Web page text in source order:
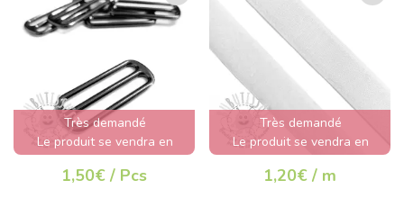
Très demandé
Le produit se vendra en
1,50€ / Pcs
Très demandé
Le produit se vendra en
1,20€ / m